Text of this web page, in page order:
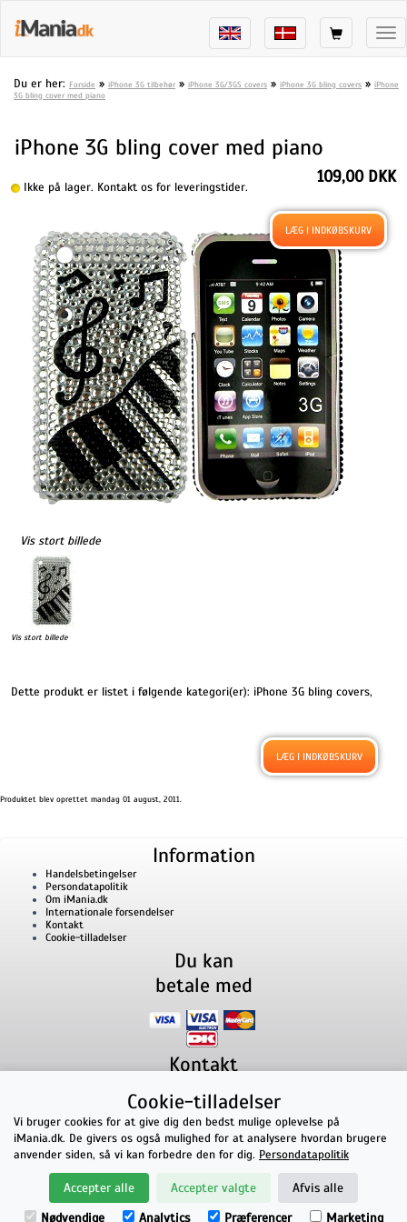
Du er her: Forside » iPhone 3G tilbehør » iPhone 3G/3GS covers » iPhone 3G bling covers » iPhone
3G bling cover med piano
iPhone 3G bling cover med piano
Ikke på lager. Kontakt os for leveringstider.
Vis stort billede
109,00 DKK
Vis stort billede
Dette produkt er listet i følgende kategori(er): iPhone 3G bling covers,
Produktet blev oprettet mandag 01 august, 2011.
Information
Handelsbetingelser
Persondatapolitik
Om iMania.dk
Internationale forsendelser
Kontakt
Cookie-tilladelser
Du kan
betale med
Kontakt
Lillevorde Kær 29280 Storvorde
CVR nummer: 33182805 | E-mail: kontakt@imania.dk
Telefon:+45 23618990
Topkarakter hos kunderne!
på Facebook
Cookie-tilladelser
Vi bruger cookies for at give dig den bedst mulige oplevelse på
iMania.dk. De givers os også mulighed for at analysere hvordan brugere
anvender siden, så vi kan forbedre den for dig. Persondatapolitik
Accepter alle Accepter valgte
Afvis alle
Nødvendige
Analytics Præferencer Marketing